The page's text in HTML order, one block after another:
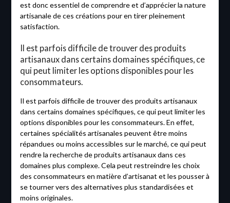
est donc essentiel de comprendre et d’apprécier la nature
artisanale de ces créations pour en tirer pleinement
satisfaction.
Il est parfois difficile de trouver des produits
artisanaux dans certains domaines spécifiques, ce
qui peut limiter les options disponibles pour les
consommateurs.
Il est parfois difficile de trouver des produits artisanaux
dans certains domaines spécifiques, ce qui peut limiter les
options disponibles pour les consommateurs. En effet,
certaines spécialités artisanales peuvent être moins
répandues ou moins accessibles sur le marché, ce qui peut
rendre la recherche de produits artisanaux dans ces
domaines plus complexe. Cela peut restreindre les choix
des consommateurs en matière d’artisanat et les pousser à
se tourner vers des alternatives plus standardisées et
moins originales.